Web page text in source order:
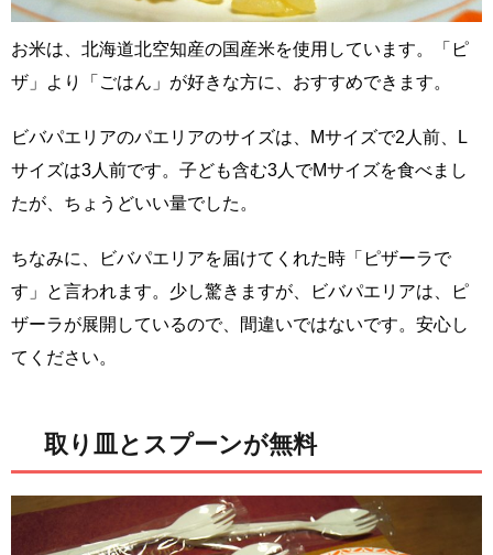
お米は、北海道北空知産の国産米を使用しています。「ピ
ザ」より「ごはん」が好きな方に、おすすめできます。
ビバパエリアのパエリアのサイズは、Mサイズで2人前、L
サイズは3人前です。子ども含む3人でMサイズを食べまし
たが、ちょうどいい量でした。
ちなみに、ビバパエリアを届けてくれた時「ピザーラで
す」と言われます。少し驚きますが、ビバパエリアは、ピ
ザーラが展開しているので、間違いではないです。安心し
てください。
取り皿とスプーンが無料